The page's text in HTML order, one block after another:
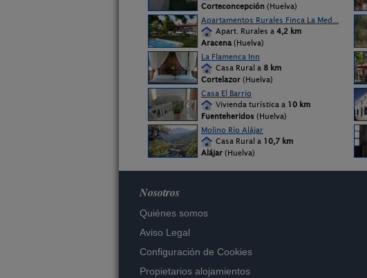
Corteconcepción (Huelva)
Apartamentos Rurales Finca La Med...
Apart. Rurales a 4,2 km
Aracena (Huelva)
La Flamenca Inn
Casa Rural a 8 km
Cortelazor (Huelva)
Casa El Barrio
Vivienda turística a 10 km
Fuenteheridos (Huelva)
Molino Río Alájar
Casa Rural a 10,7 km
Alájar (Huelva)
Nosotros
Quiénes somos
Aviso Legal
Configuración de Cookies
Propietarios alojamientos